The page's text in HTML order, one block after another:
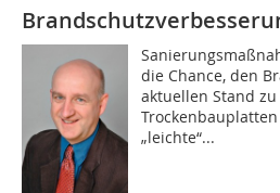
die Chance, den
aktuellen Stand
„leichte“...